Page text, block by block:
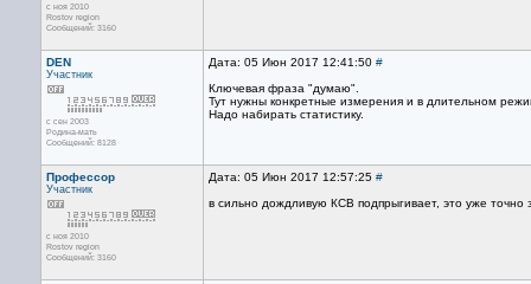
с ноя 2010
Rostov region
Сообщений: 3160
DEN
Участник
с сен 2003
Родина-мать
Сообщений: 8128
Дата: 05 Июн 2017 12:41:50 #
Ключевая фраза "думаю".
Тут нужны конкретные измерения и в длительном
Надо набирать статистику.
Профессор
Участник
с ноя 2010
Rostov region
Сообщений: 3160
Дата: 05 Июн 2017 12:57:25 #
в сильно дождливую КСВ подпрыгивает, это уже точно